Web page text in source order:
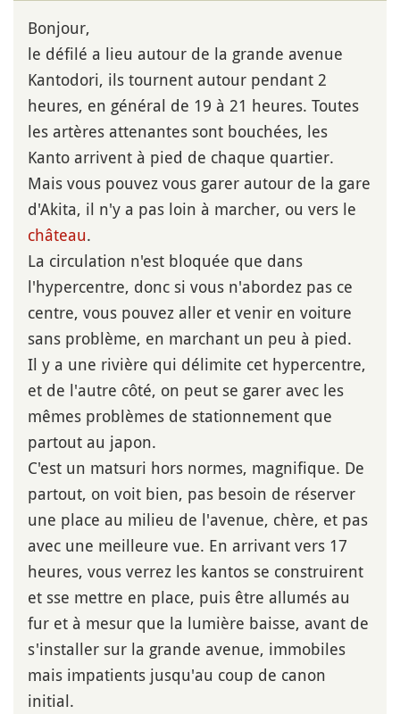
Bonjour,
le défilé a lieu autour de la grande avenue
Kantodori, ils tournent autour pendant 2
heures, en général de 19 à 21 heures. Toutes
les artères attenantes sont bouchées, les
Kanto arrivent à pied de chaque quartier.
Mais vous pouvez vous garer autour de la gare
d'Akita, il n'y a pas loin à marcher, ou vers le
château.
La circulation n'est bloquée que dans
l'hypercentre, donc si vous n'abordez pas ce
centre, vous pouvez aller et venir en voiture
sans problème, en marchant un peu à pied.
Il y a une rivière qui délimite cet hypercentre,
et de l'autre côté, on peut se garer avec les
mêmes problèmes de stationnement que
partout au japon.
C'est un matsuri hors normes, magnifique. De
partout, on voit bien, pas besoin de réserver
une place au milieu de l'avenue, chère, et pas
avec une meilleure vue. En arrivant vers 17
heures, vous verrez les kantos se construirent
et sse mettre en place, puis être allumés au
fur et à mesur que la lumière baisse, avant de
s'installer sur la grande avenue, immobiles
mais impatients jusqu'au coup de canon
initial.